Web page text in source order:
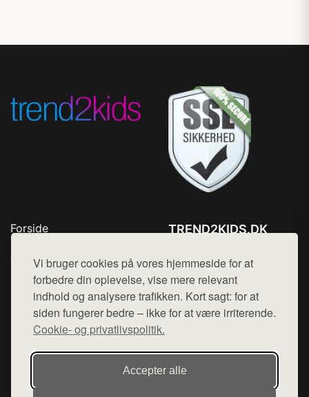
Vi bruger cookies på vores hjemmeside for at
forbedre din oplevelse, vise mere relevant
indhold og analysere trafikken. Kort sagt: for at
siden fungerer bedre – ikke for at være irriterende.
Cookie- og privatlivspolitik.
Accepter alle
Forside
Top Rabatter
Blog
Kontakt
TREND2KIDS.DK
Mail: hej@want.dk
Cookie- og privatlivspolitik
Denne side er en del af want.dk, der udgiver en række
hjemmesider med præsentation af forskellige produkter fra